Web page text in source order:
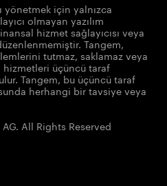
yönetmek için yalnızca
olmayan yazılım
hizmet sağlayıcısı veya
Tangem,
tutmaz, saklamaz veya
üçüncü taraf
Tangem, bu üçüncü taraf
herhangi bir tavsiye veya